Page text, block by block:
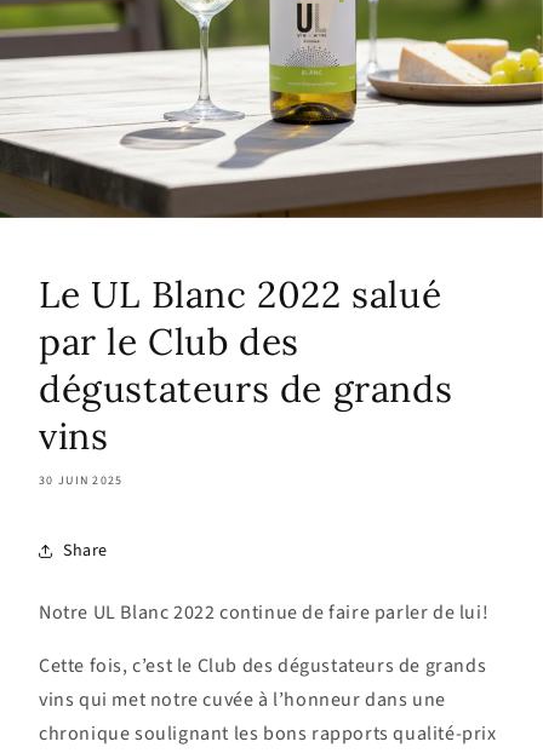
Le UL Blanc 2022 salué
par le Club des
dégustateurs de grands
vins
30 JUIN 2025
Share
Notre UL Blanc 2022 continue de faire parler de lui!
Cette fois, c’est le Club des dégustateurs de grands
vins qui met notre cuvée à l’honneur dans une
chronique soulignant les bons rapports qualité-prix